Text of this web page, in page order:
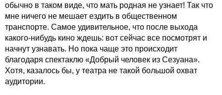
обычно в таком виде, что мать родная не узнает! Так что
мне ничего не мешает ездить в общественном
транспорте. Самое удивительное, что после выхода
какого-нибудь кино ждешь: вот сейчас все посмотрят и
начнут узнавать. Но пока чаще это происходит
благодаря спектаклю «Добрый человек из Сезуана».
Хотя, казалось бы, у театра не такой большой охват
аудитории.